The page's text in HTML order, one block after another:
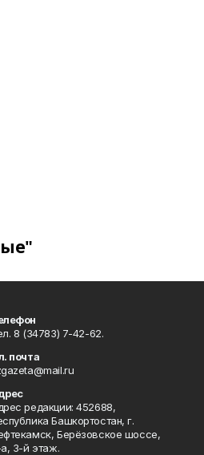
8 (34783) 7-42-62.
почта
редакции: 452688,
Башкортостан, г.
Берёзовское шоссе,
3-й этаж.